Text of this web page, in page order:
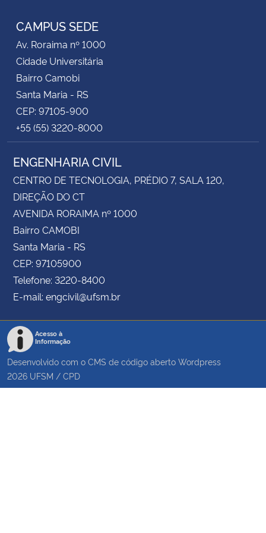
CAMPUS SEDE
Av. Roraima nº 1000
Cidade Universitária
Bairro Camobi
Santa Maria - RS
CEP: 97105-900
+55 (55) 3220-8000
ENGENHARIA CIVIL
CENTRO DE TECNOLOGIA, PRÉDIO 7, SALA 120,
DIREÇÃO DO CT
AVENIDA RORAIMA nº 1000
Bairro CAMOBI
Santa Maria - RS
CEP: 97105900
Telefone: 3220-8400
E-mail: engcivil@ufsm.br
Acesso à
Informação
Desenvolvido com o CMS de código aberto Wordpress
2026 UFSM / CPD